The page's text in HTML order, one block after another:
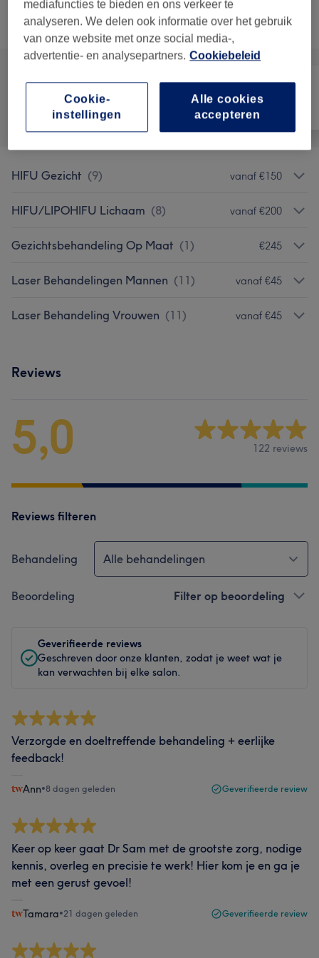
Alle behandelingen
Alle
HIFU Gezicht (9) vanaf €150
HIFU/LIPOHIFU Lichaam (8) vanaf €200
Gezichtsbehandeling Op Maat (1) €245
Laser Behandelingen Mannen (11) vanaf €45
Laser Behandeling Vrouwen (11) vanaf €45
Reviews
5,0 122 reviews
Reviews filteren
Behandeling Alle behandelingen
Beoordeling Filter op beoordeling
Geverifieerde reviews
Geschreven door onze klanten, zodat je weet wat je
kan verwachten bij elke salon.
Verzorgde en doeltreffende behandeling + eerlijke
feedback!
Ann•8 dagen geleden Geverifieerde review
Keer op keer gaat Dr Sam met de grootste zorg, nodige
kennis, overleg en precisie te werk! Hier kom je en ga je
met een gerust gevoel!
Tamara•21 dagen geleden Geverifieerde review
mediafuncties te bieden en ons verkeer te
analyseren. We delen ook informatie over het gebruik
van onze website met onze social media-,
advertentie- en analysepartners. Cookiebeleid
Alle cookies
accepteren
Cookie-
instellingen